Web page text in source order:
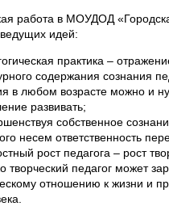
работа в МОУДОД
ведущих идей:
практика –
содержания сознания
в любом возрасте можно и
развивать;
собственное
несем ответственность
рост педагога – рост
творческий педагог может
отношению к жизни и